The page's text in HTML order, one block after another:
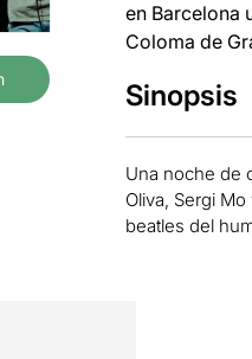
en Barcelona
Coloma de
Sinopsis
Una noche de
Oliva, Sergi
beatles del